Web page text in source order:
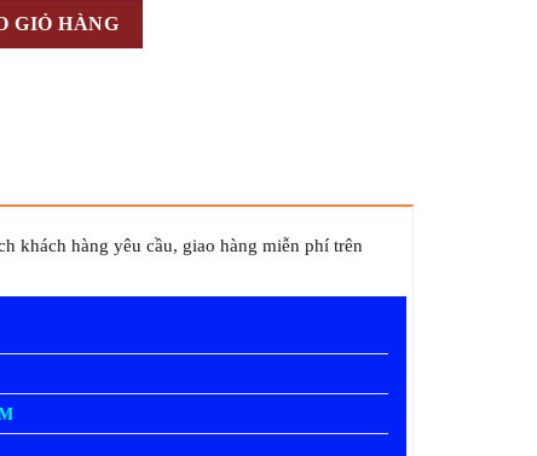
GIỎ HÀNG
khách hàng yêu cầu, giao hàng miễn phí trên